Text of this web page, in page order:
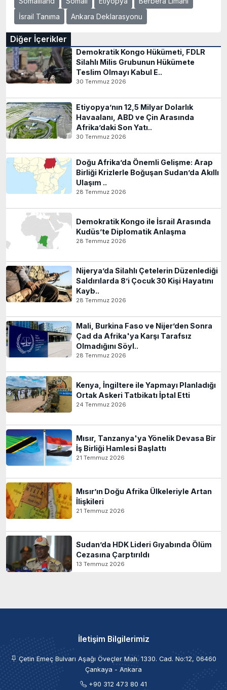
İsrail Tanıma
Ankara Deklarasyonu
Diğer İçerikler
Demokratik Kongo Hükümeti, FDLR
Silahlı Milis Grubunun Hükümete
Teslim Olmayı Kabul E..
30 Temmuz 2026
Etiyopya’nın 12,5 Milyar Dolarlık
Havaalanı, ABD ve Çin Arasında
Afrika’daki Son Yatı..
30 Temmuz 2026
Doğu Afrika’da Önemli Gelişme: Arap
Birliği Krizlerle Boğuşan Sudan’da Akıllı
Ulaşım ..
28 Temmuz 2026
Demokratik Kongo ile İsrail Arasında
Kudüs’te Diplomatik Anlaşma
28 Temmuz 2026
Nijerya’da Silahlı Çetelerin Düzenlediği
Saldırılarda 8’i Çocuk 30 Kişi Hayatını
Kayb..
28 Temmuz 2026
Mali, Burkina Faso ve Nijer’den Sonra
Çad da Afrika'ya Karşı Tarafsız
Olmadığını Söyl..
28 Temmuz 2026
Kenya, İngiltere ile Yapmayı Planladığı
Ortak Askeri Tatbikatı İptal Etti
24 Temmuz 2026
Mısır, Tanzanya'ya Yönelik Devasa Bir
İş Birliği Hamlesi Başlattı
21 Temmuz 2026
Mısır’ın Doğu Afrika Ülkeleriyle Artan
İlişkileri
21 Temmuz 2026
Sudan’da HDK Lideri Gıyabında Ölüm
Cezasına Çarptırıldı
13 Temmuz 2026
İletişim Bilgilerimiz
Çetin Emeç Bulvarı Aşağı Öveçler Mah. 1330. Cad. No:12, 06460
Çankaya - Ankara
+90 312 473 80 41